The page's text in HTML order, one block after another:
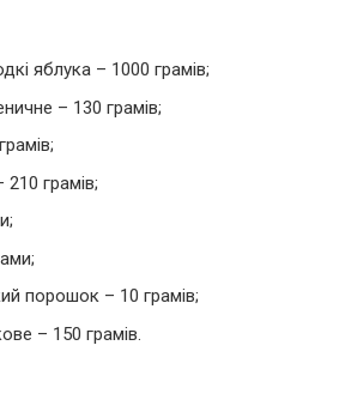
яблука – 1000 грамів;
– 130 грамів;
210 грамів;
порошок – 10 грамів;
– 150 грамів.